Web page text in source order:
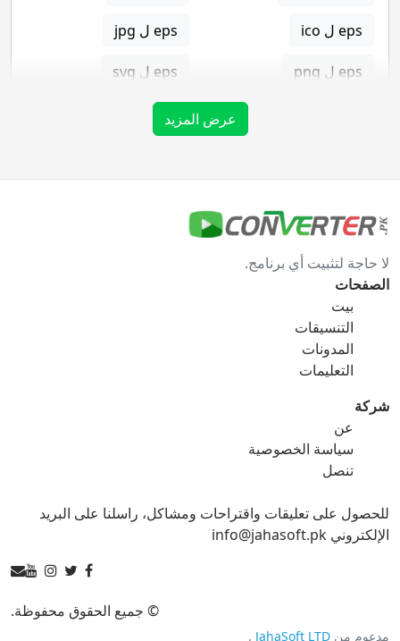
eps ل ico eps ل jpg
eps ل png eps ل svg
gif محول
gif ل bmp
gif ل ico
gif ل png
gif ل tga
ico ل bmp
ico ل gif ico ل jpg
عرض المزيد
لا حاجة لتثبيت أي برنامج.
الصفحات
بيت
التنسيقات
المدونات
التعليمات
شركة
عن
سياسة الخصوصية
تنصل
للحصول على تعليقات واقتراحات ومشاكل، راسلنا على البريد
الإلكتروني info@jahasoft.pk
© جميع الحقوق محفوظة.
مدعوم من JahaSoft LTD
.